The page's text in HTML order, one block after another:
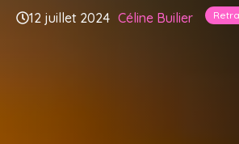
12 juillet 2024 Céline Builier